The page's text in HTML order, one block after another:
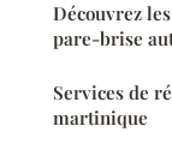
Découvrez
pare-brise
Services de
martinique